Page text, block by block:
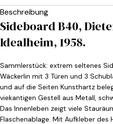
Beschreibung
Sideboard B40,
Idealheim, 1958.
Sammlerstück: extrem seltenes
Wäckerlin mit 3 Türen und 3
und auf die Seiten Kunsthartz
viekantigen Gestell aus Metall,
Das Innenleben zeigt viele
Flaschenablage. Mit Aufkleber des